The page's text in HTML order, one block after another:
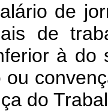
de
de
à do
do